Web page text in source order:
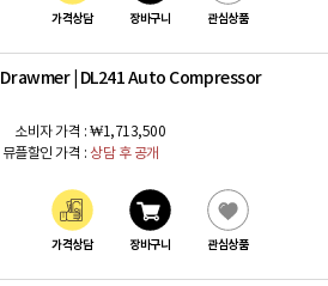
가격상담 장바구니 관심상품
Drawmer DL241 Auto Compressor
소비자 가격 : ₩1,713,500
뮤플할인 가격 : 상담 후 공개
가격상담 장바구니 관심상품